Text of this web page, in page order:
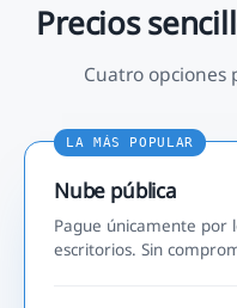
Precios
Cuatro opciones
LA MÁS POPULAR
Nube pública
Pague únicamente por
escritorios. Sin